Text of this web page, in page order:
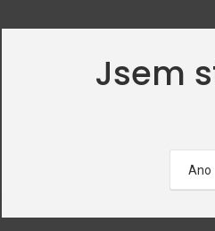
FOTOGALERIE
Jsem